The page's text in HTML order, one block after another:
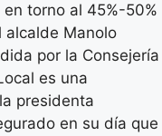
torno al 45%-50%
alcalde Manolo
por la Consejería
es una
presidenta
en su día que